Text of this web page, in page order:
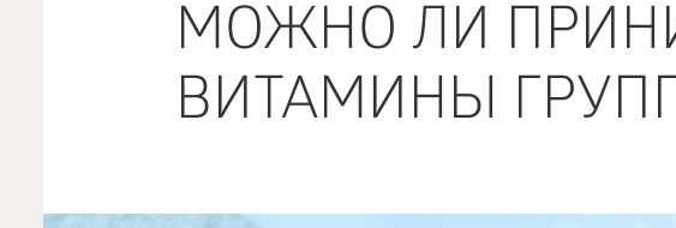
МОЖНО ЛИ
ВИТАМИНЫ